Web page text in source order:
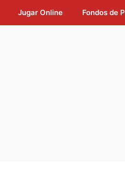
Jugar Online Fondos de